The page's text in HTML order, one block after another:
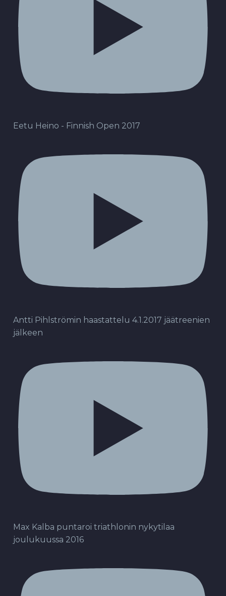
Eetu Heino - Finnish Open 2017
Antti Pihlströmin haastattelu 4.1.2017 jäätreenien
jälkeen
Max Kalba puntaroi triathlonin nykytilaa
joulukuussa 2016